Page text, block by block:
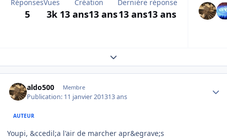
Réponses
5
Vues
3k
Création
13 ans13 ans
Dernière réponse
13 ans13 ans
Expand topic overview
aldo500 Membre
Publication: 11 janvier 201313 ans
AUTEUR
Youpi, &ccedil;a l'air de marcher apr&egrave;s